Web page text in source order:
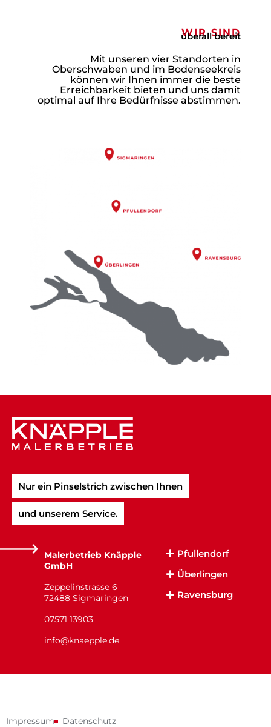
WIR SIND
überall bereit
Mit unseren vier Standorten in
Oberschwaben und im Bodenseekreis
können wir Ihnen immer die beste
Erreichbarkeit bieten und uns damit
optimal auf Ihre Bedürfnisse abstimmen.
Nur ein Pinselstrich zwischen Ihnen​
und unserem Service.​
Malerbetrieb Knäpple
GmbH
Zeppelinstrasse 6
72488 Sigmaringen
07571 13903
info@knaepple.de
Pfullendorf
Überlingen
Ravensburg
Impressum Datenschutz